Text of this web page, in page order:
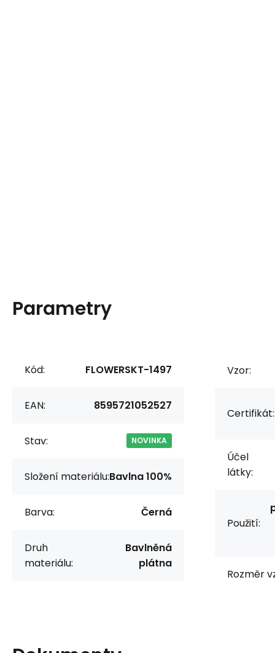
Parametry
Kód: FLOWERSKT-1497
EAN: 8595721052527
Stav: NOVINKA
Složení materiálu:Bavlna 100%
Barva: Černá
Druh
materiálu:
Bavlněná
plátna
Vzor:
Certifikát:
Účel
látky:
Použití:
Rozměr